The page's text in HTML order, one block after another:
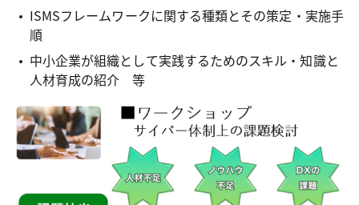
ISMSフレームワークに関する種類とその策定・実施手
順
中小企業が組織として実践するためのスキル・知識と
人材育成の紹介 等